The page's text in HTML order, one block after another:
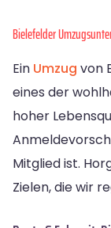
Bielefelder
Ein Umzug von
eines der
hoher
Mitglied ist.
Zielen, die wir